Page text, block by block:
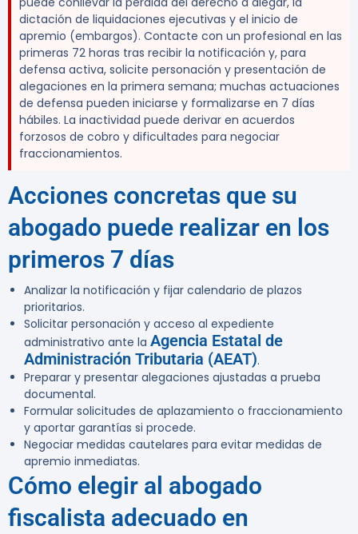
dictación de liquidaciones ejecutivas y el inicio de
apremio (embargos). Contacte con un profesional en las
primeras 72 horas tras recibir la notificación y, para
defensa activa, solicite personación y presentación de
alegaciones en la primera semana; muchas actuaciones
de defensa pueden iniciarse y formalizarse en 7 días
hábiles. La inactividad puede derivar en acuerdos
forzosos de cobro y dificultades para negociar
fraccionamientos.
Acciones concretas que su
abogado puede realizar en los
primeros 7 días
Analizar la notificación y fijar calendario de plazos
prioritarios.
Solicitar personación y acceso al expediente
administrativo ante la Agencia Estatal de
Administración Tributaria (AEAT).
Preparar y presentar alegaciones ajustadas a prueba
documental.
Formular solicitudes de aplazamiento o fraccionamiento
y aportar garantías si procede.
Negociar medidas cautelares para evitar medidas de
apremio inmediatas.
Cómo elegir al abogado
fiscalista adecuado en